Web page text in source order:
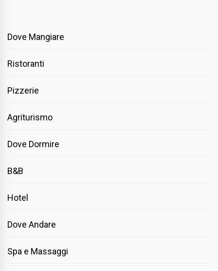
Dove Mangiare
Ristoranti
Pizzerie
Agriturismo
Dove Dormire
B&B
Hotel
Dove Andare
Spa e Massaggi